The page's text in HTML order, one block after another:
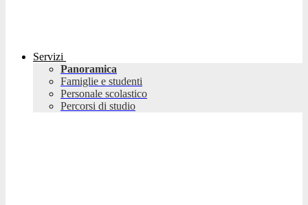
Servizi
Panoramica
Famiglie e studenti
Personale scolastico
Percorsi di studio